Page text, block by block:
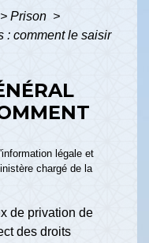
> Prison >
: comment le saisir
légale et
chargé de la
de privation de
des droits